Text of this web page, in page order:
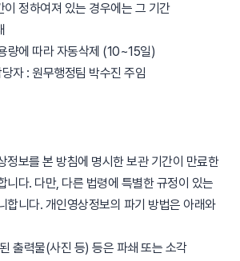
이 정하여져 있는 경우에는 그 기간
량에 따라 자동삭제 (10~15일)
자 : 원무행정팀 박수진 주임
정보를 본 방침에 명시한 보관 기간이 만료한
니다. 다만, 다른 법령에 특별한 규정이 있는
합니다. 개인영상정보의 파기 방법은 아래와
출력물(사진 등) 등은 파쇄 또는 소각